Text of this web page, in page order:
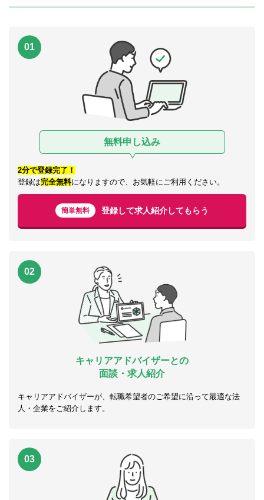
01
無料申し込み
2分で登録完了！
登録は完全無料になりますので、お気軽にご利用ください。
簡単無料 登録して求人紹介してもらう
02
キャリアアドバイザーとの
面談・求人紹介
キャリアアドバイザーが、転職希望者のご希望に沿って最適な法
人・企業をご紹介します。
03